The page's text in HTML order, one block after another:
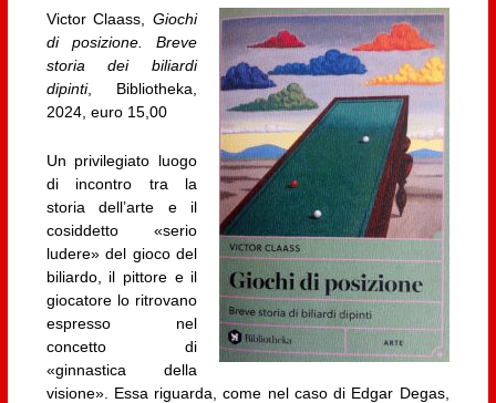
Victor Claass,Giochi
di posizione. Breve
storia dei biliardi
dipinti, Bibliotheka,
2024, euro 15,00
Un privilegiato luogo
di incontro tra la
storia dell’arte e il
cosiddetto «serio
ludere» del gioco del
biliardo, il pittore e il
giocatore lo ritrovano
espresso nel
concetto di
«ginnastica della
visione». Essa riguarda, come nel caso di Edgar Degas,